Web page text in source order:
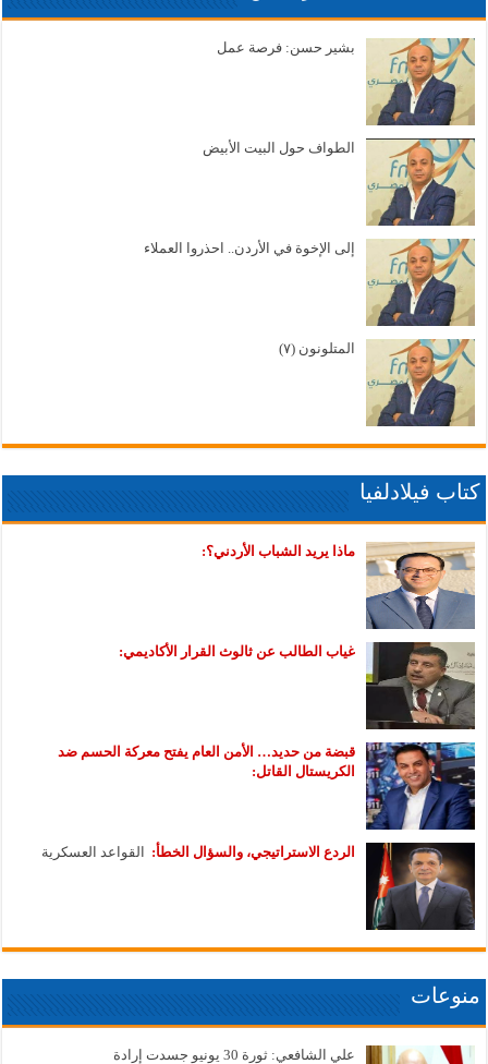
بشير حسن: فرصة عمل
الطواف حول البيت الأبيض
إلى الإخوة في الأردن.. احذروا العملاء
المتلونون (٧)
كتاب فيلادلفيا
ماذا يريد الشباب الأردني؟:
غياب الطالب عن ثالوث القرار الأكاديمي:
قبضة من حديد… الأمن العام يفتح معركة الحسم ضد
الكريستال القاتل:
الردع الاستراتيجي، والسؤال الخطأ: القواعد العسكرية
منوعات
علي الشافعي: ثورة 30 يونيو جسدت إرادة